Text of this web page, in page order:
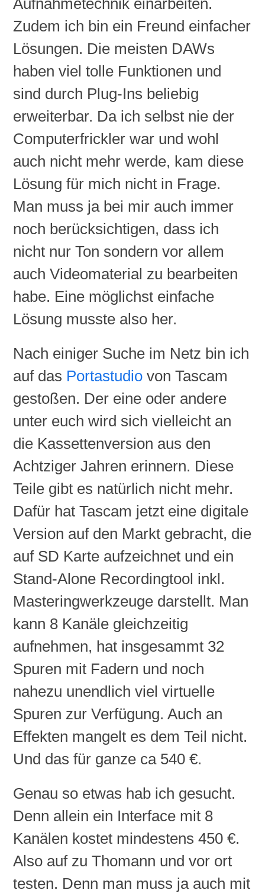
Aufnahmetechnik einarbeiten.
Zudem ich bin ein Freund einfacher
Lösungen. Die meisten DAWs
haben viel tolle Funktionen und
sind durch Plug-Ins beliebig
erweiterbar. Da ich selbst nie der
Computerfrickler war und wohl
auch nicht mehr werde, kam diese
Lösung für mich nicht in Frage.
Man muss ja bei mir auch immer
noch berücksichtigen, dass ich
nicht nur Ton sondern vor allem
auch Videomaterial zu bearbeiten
habe. Eine möglichst einfache
Lösung musste also her.
Nach einiger Suche im Netz bin ich
auf das Portastudio vonTascam
gestoßen. Der eine oder andere
unter euch wird sich vielleicht an
die Kassettenversion aus den
Achtziger Jahren erinnern. Diese
Teile gibt es natürlich nicht mehr.
Dafür hatTascam jetzt eine digitale
Version auf den Markt gebracht, die
auf SD Karte aufzeichnet und ein
Stand-Alone Recordingtool inkl.
Masteringwerkzeuge darstellt. Man
kann 8 Kanäle gleichzeitig
aufnehmen, hat insgesammt 32
Spuren mit Fadern und noch
nahezu unendlich viel virtuelle
Spuren zur Verfügung. Auch an
Effekten mangelt es dem Teil nicht.
Und das für ganze ca540 €.
Genau so etwas hab ich gesucht.
Denn allein ein Interface mit 8
Kanälen kostet mindestens 450 €.
Also auf zuThomann und vor ort
testen. Denn man muss ja auch mit